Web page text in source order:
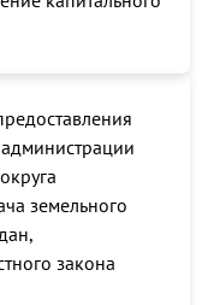
земельного
закона